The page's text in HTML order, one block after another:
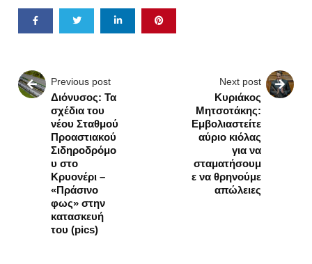
Previous post
Διόνυσος: Τα
σχέδια του
νέου Σταθμού
Προαστιακού
Σιδηροδρόμο
υ στο
Κρυονέρι –
«Πράσινο
φως» στην
κατασκευή
του (pics)
Next post
Κυριάκος
Μητσοτάκης:
Εμβολιαστείτε
αύριο κιόλας
για να
σταματήσουμ
ε να θρηνούμε
απώλειες